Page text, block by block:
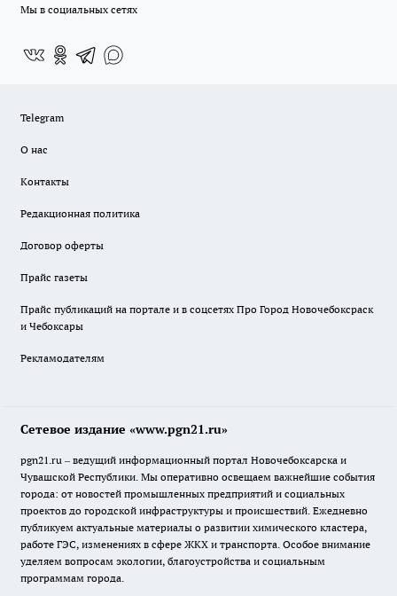
Мы в социальных сетях
Telegram
О нас
Контакты
Редакционная политика
Договор оферты
Прайс газеты
Прайс публикаций на портале и в соцсетях Про Город Новочебоксраск
и Чебоксары
Рекламодателям
Сетевое издание «www.pgn21.ru»
pgn21.ru – ведущий информационный портал Новочебоксарска и
Чувашской Республики. Мы оперативно освещаем важнейшие события
города: от новостей промышленных предприятий и социальных
проектов до городской инфраструктуры и происшествий. Ежедневно
публикуем актуальные материалы о развитии химического кластера,
работе ГЭС, изменениях в сфере ЖКХ и транспорта. Особое внимание
уделяем вопросам экологии, благоустройства и социальным
программам города.